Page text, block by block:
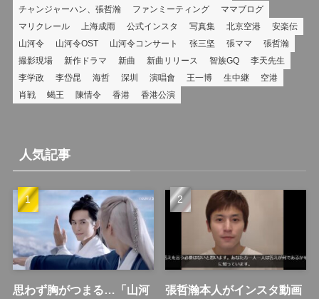
チャンジャーハン、張哲瀚
ファンミーティング
ママブログ
マリクレール
上海成雨 公式インスタ 写真集 北京空港
安楽伝
山河令
山河令OST 山河令コンサート 张三坚 張ママ
張哲瀚
撮影現場
新作ドラマ 新曲 新曲リリース 智族GQ
李天先生
李学政
李岱昆 海哲 深圳 演唱會 王一博 生中継
空港
肖戦
蝎王 陳情令 香港 香港公演
人気記事
思わず胸がつまる…「山河
張哲瀚本人がインスタ動画